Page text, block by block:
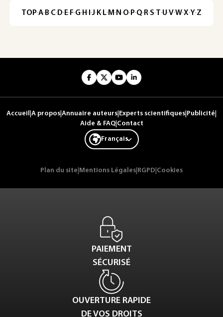
TOP·A·B·C· D· E· F·G· H · ·J· K· L· M · N ·O· P·Q· R·S·T·U·V·W·X·Y·Z
Accueil A propos Annuaire auteurs Experts scientifiques Publicité
Aide & FAQ| Contact
Français
Plan du site Mentions Légales RGPD Cookies
PAIEMENT
SÉCURISÉ
OUVERTURE RAPIDE
DE VOS DROITS